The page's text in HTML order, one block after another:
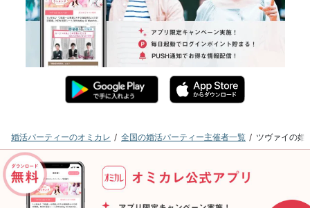
婚活パーティーのオミカレ 全国の婚活パーティー主催者一覧 ツヴァイの婚